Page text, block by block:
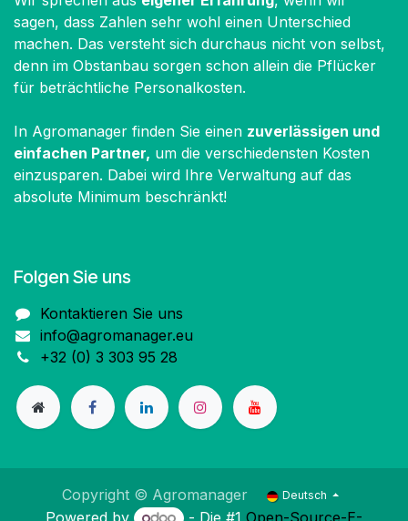
sagen, dass Zahlen sehr wohl einen Unterschied
machen. Das versteht sich durchaus nicht von selbst,
denn im Obstanbau sorgen schon allein die Pflücker
für beträchtliche Personalkosten.
In Agromanager finden Sie einen zuverlässigen und
einfachen Partner, um die verschiedensten Kosten
einzusparen. Dabei wird Ihre Verwaltung auf das
absolute Minimum beschränkt!
Folgen Sie uns
Kontaktieren Sie uns
info@agromanager.eu
+32 (0) 3 303 95 28
Copyright © Agromanager Deutsch
Powered by - Die #1 Open-Source-E-